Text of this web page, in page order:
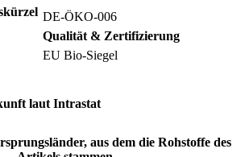
DE-ÖKO-006
Qualität & Zertifizierung
EU Bio-Siegel
laut Intrastat
aus dem die Rohstoffe des